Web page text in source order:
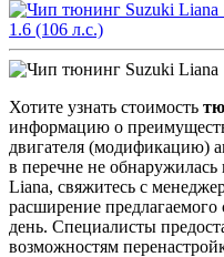
1.6 (106 л.с.)
Хотите узнать стоимость
информацию о
двигателя (модификацию)
в перечне не
Liana, свяжитесь с
расширение
день. Специалисты
возможностям